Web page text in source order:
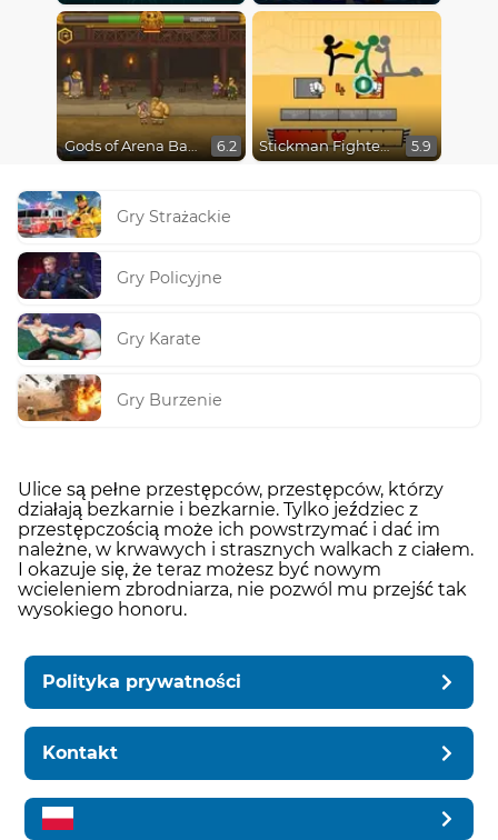
Gods of Arena Battles 6.2 Stickman Fighter Epic Battles 5.9
Gry Strażackie
Gry Policyjne
Gry Karate
Gry Burzenie
Ulice są pełne przestępców, przestępców, którzy
działają bezkarnie i bezkarnie. Tylko jeździec z
przestępczością może ich powstrzymać i dać im
należne, w krwawych i strasznych walkach z ciałem.
I okazuje się, że teraz możesz być nowym
wcieleniem zbrodniarza, nie pozwól mu przejść tak
wysokiego honoru.
Polityka prywatności
Kontakt